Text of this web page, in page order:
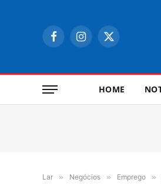
FacebookInstagram
X
HOME
Lar » Negócios » Emprego »